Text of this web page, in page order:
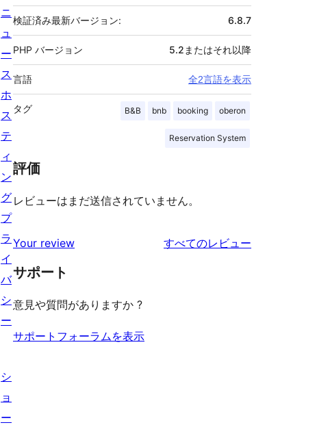
検証済み最新バージョン: 6.8.7
PHP バージョン 5.2またはそれ以降
言語 全2言語を表示
タグ B&B bnb booking oberon
Reservation System
評価
レビューはまだ送信されていません。
Your review すべてのレビュー
サポート
意見や質問がありますか ?
サポートフォーラムを表示
ニ
ュ
ー
ス
ホ
ス
テ
ィ
ン
グ
プ
ラ
イ
バ
シ
ー
シ
ョ
ー